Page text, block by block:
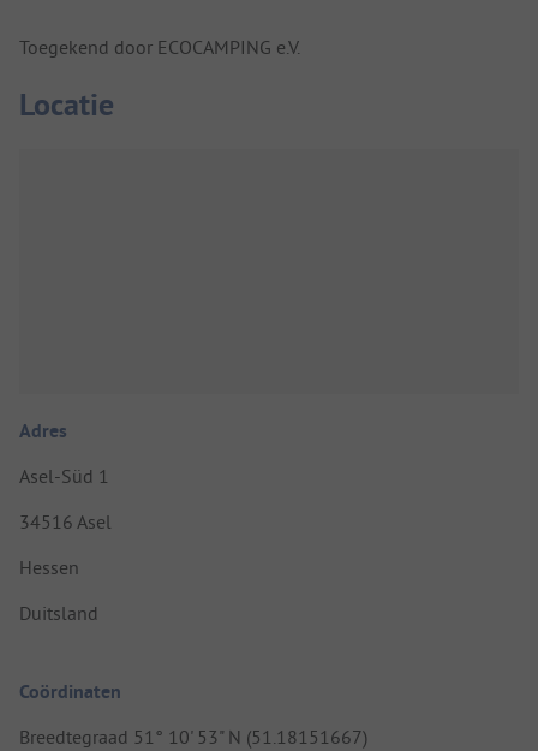
Toegekend door ECOCAMPING e.V.
Locatie
Adres
Asel-Süd 1
34516 Asel
Hessen
Duitsland
Coördinaten
Breedtegraad 51° 10' 53" N (51.18151667)